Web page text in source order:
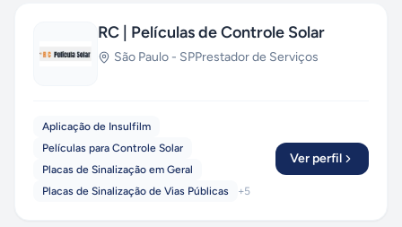
RC | Películas de Controle Solar
São Paulo - SPPrestador de Serviços
Aplicação de Insulfilm
Películas para Controle Solar
Placas de Sinalização em Geral
Placas de Sinalização de Vias Públicas
+5
Ver perfil